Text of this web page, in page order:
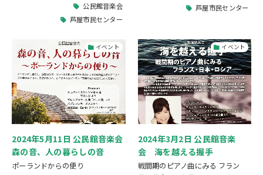
公民館音楽会
芦屋市民センター
芦屋市民センター
イベント
2024年5月11日 公民館音楽会
森の音、人の暮らしの音
ポーランドからの便り
イベント
2024年3月2日 公民館音楽
会 海を越える握手
戦間期のピアノ曲にみる フラン